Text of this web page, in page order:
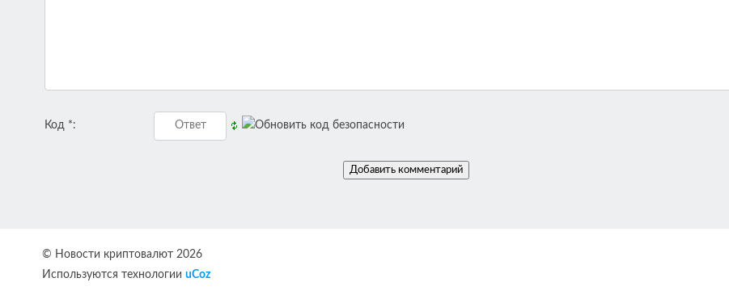
Код *:
© Новости криптовалют 2026
Используются технологии uCoz